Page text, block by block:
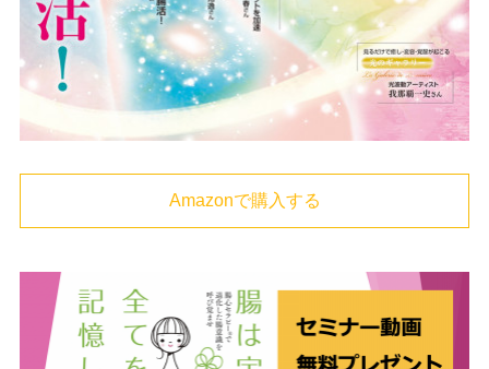
Amazonで購入する